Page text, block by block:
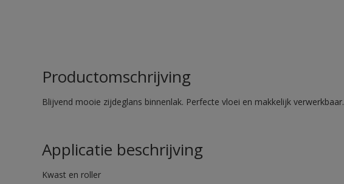
Productomschrijving
Blijvend mooie zijdeglans binnenlak. Perfecte vloei en makkelijk verwerkbaar.
Applicatie beschrijving
Kwast en roller